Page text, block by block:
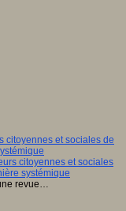
citoyennes et sociales de
revue…